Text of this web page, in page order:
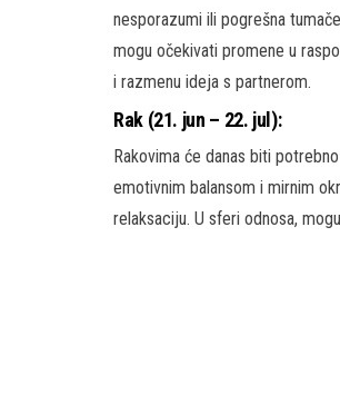
nesporazumi ili pogrešna
mogu očekivati promene u
i razmenu ideja s partnerom.
Rak (21. jun – 22. jul):
Rakovima će danas biti
emotivnim balansom i mirnim
relaksaciju. U sferi odnosa,